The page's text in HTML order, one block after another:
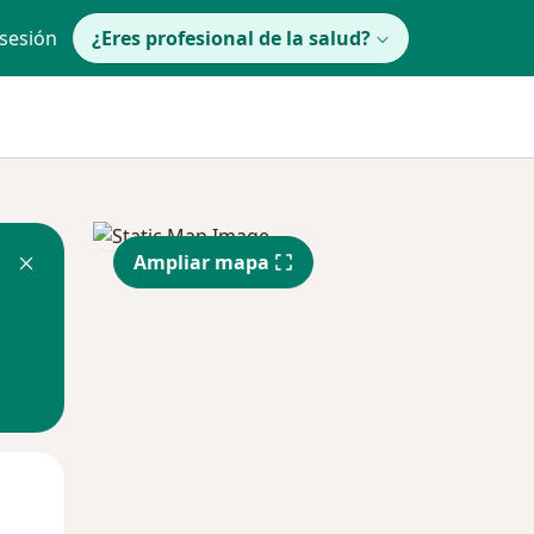
¿Eres profesional de la salud?
Ampliar mapa